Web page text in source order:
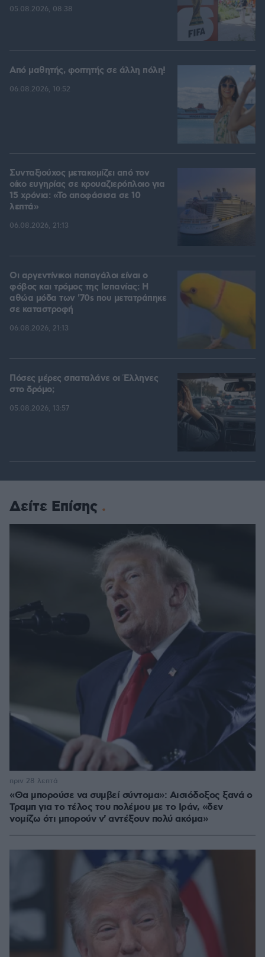
05.08.2026, 08:38
Από μαθητής, φοιτητής σε άλλη πόλη!
06.08.2026, 10:52
Συνταξιούχος μετακομίζει από τον
οίκο ευγηρίας σε κρουαζιερόπλοιο για
15 χρόνια: «Το αποφάσισα σε 10
λεπτά»
06.08.2026, 21:13
Οι αργεντίνικοι παπαγάλοι είναι ο
φόβος και τρόμος της Ισπανίας: Η
αθώα μόδα των '70s που μετατράπηκε
σε καταστροφή
06.08.2026, 21:13
Πόσες μέρες σπαταλάνε οι Έλληνες
στο δρόμο;
05.08.2026, 13:57
Δείτε Επίσης
«Θα μπορούσε να συμβεί σύντομα»: Αισιόδοξος ξανά ο
Τραμπ για το τέλος του πολέμου με το Ιράν, «δεν
νομίζω ότι μπορούν ν' αντέξουν πολύ ακόμα»
πριν 28 λεπτά